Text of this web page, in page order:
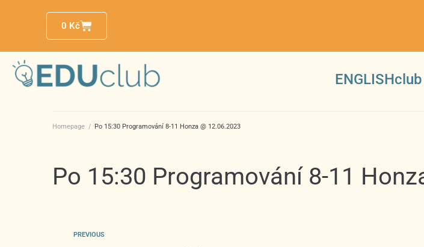
0 Kč
ENGLISHclub
Homepage / Po 15:30 Programování 8-11 Honza @ 12.06.2023
Po 15:30 Programování 8-11
PREVIOUS